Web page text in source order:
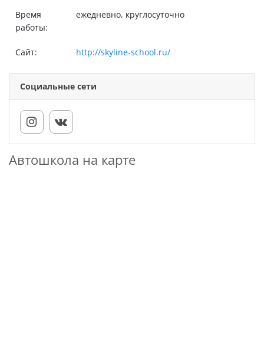
Время
работы:
ежедневно, круглосуточно
Сайт: http://skyline-school.ru/
Социальные сети
Автошкола на карте